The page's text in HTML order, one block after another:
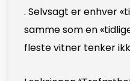
. Selvsagt er enhver
samme som en
fleste vitner tenker